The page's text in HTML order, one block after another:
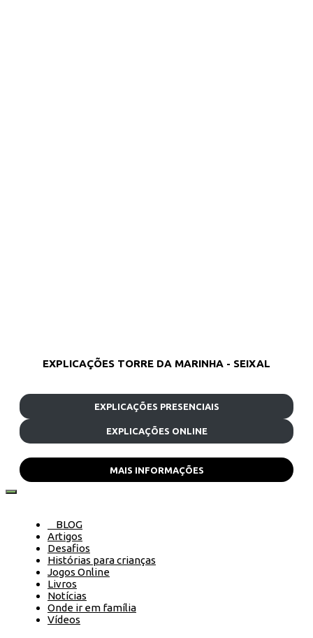
EXPLICAÇÕES TORRE DA MARINHA - SEIXAL
EXPLICAÇÕES PRESENCIAIS
EXPLICAÇÕES ONLINE
MAIS INFORMAÇÕES
BLOG
Artigos
Desafios
Histórias para crianças
Jogos Online
Livros
Notícias
Onde ir em família
Vídeos